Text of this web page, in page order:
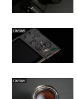
review
review